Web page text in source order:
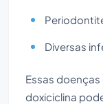
Diversas
Essas
doxiciclina